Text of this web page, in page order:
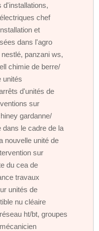
d'installations,
chef
et
dans l'agro
panzani ws,
chimie de berre/
unités
d'unités de
sur
gardanne/
dans le cadre de la
nouvelle unité de
sur
du cea de
travaux
unités de
nu cléaire
ht/bt, groupes